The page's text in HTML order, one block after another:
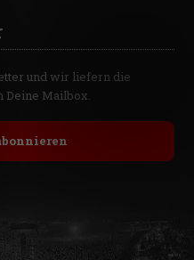
und wir liefern die
Mailbox.